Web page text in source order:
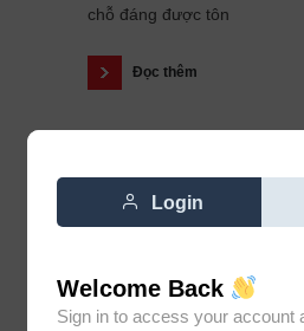
chỗ đáng được tôn
Đọc thêm
Login
Welcome Back
Sign in to access your account